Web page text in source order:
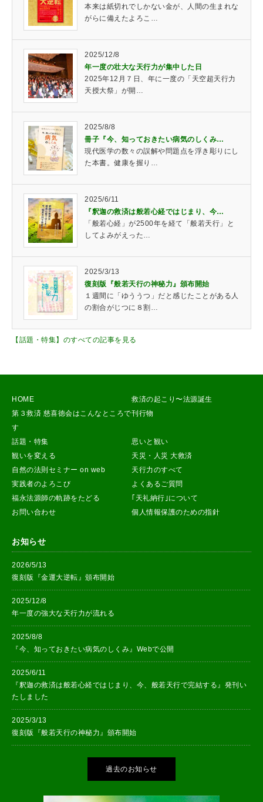
本来は紙切れでしかない金が、人間の生まれな
がらに備えたよろこ…
2025/12/8
年一度の壮大な天行力が集中した日
2025年12月７日、年に一度の「天空超天行力
天授大祭」が開…
2025/8/8
冊子『今、知っておきたい病気のしくみ…
現代医学の数々の誤解や問題点を浮き彫りにし
た本書。健康を握り…
2025/6/11
『釈迦の救済は般若心経ではじまり、今…
「般若心経」が2500年を経て「般若天行」と
してよみがえった…
2025/3/13
復刻版『般若天行の神秘力』頒布開始
１週間に「ゆううつ」だと感じたことがある人
の割合がじつに８割…
【話題・特集】のすべての記事を見る
HOME
救済の起こり〜法源誕生
第３救済 慈喜徳会はこんなところで
す
刊行物
話題・特集
思いと観い
観いを変える
天災・人災 大救済
自然の法則セミナー on web
天行力のすべて
実践者のよろこび
よくあるご質問
福永法源師の軌跡をたどる
｢天礼納行｣について
お問い合わせ
個人情報保護のための指針
お知らせ
2026/5/13
復刻版『金運大逆転』頒布開始
2025/12/8
年一度の強大な天行力が流れる
2025/8/8
『今、知っておきたい病気のしくみ』Webで公開
2025/6/11
『釈迦の救済は般若心経ではじまり、今、般若天行で完結する』発刊い
たしました
2025/3/13
復刻版『般若天行の神秘力』頒布開始
過去のお知らせ